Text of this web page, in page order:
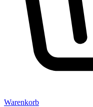
Warenkorb